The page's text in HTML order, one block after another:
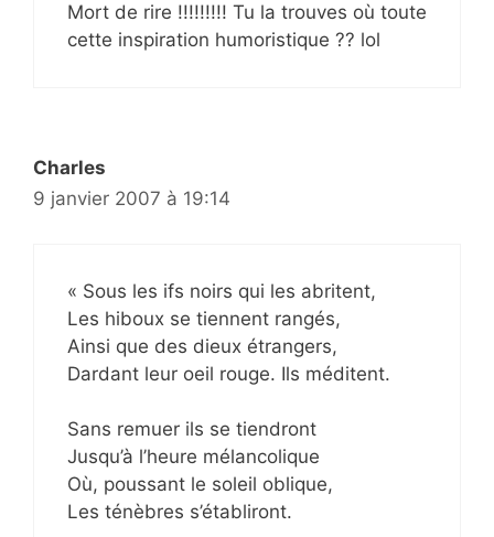
Mort de rire !!!!!!!!! Tu la trouves où toute
cette inspiration humoristique ?? lol
Charles
9 janvier 2007 à 19:14
« Sous les ifs noirs qui les abritent,
Les hiboux se tiennent rangés,
Ainsi que des dieux étrangers,
Dardant leur oeil rouge. Ils méditent.
Sans remuer ils se tiendront
Jusqu’à l’heure mélancolique
Où, poussant le soleil oblique,
Les ténèbres s’établiront.